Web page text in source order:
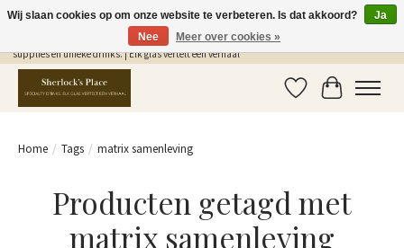
Gratis Verzending in NL vanaf €75,- | Sherlocks Place: dé plek voor MONIN siropen, bar
supplies en unieke drinks. | Elk glas vertelt een verhaal
Verlanglijst
Home / Tags / matrix samenleving
Producten getagd met
matrix samenleving
Wij slaan cookies op om onze website te verbeteren. Is dat akkoord?
Ja
Nee
Meer over cookies »